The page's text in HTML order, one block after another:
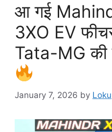
आ गई
3XO EV
Tata-MG की
January 7, 2026 by Loku